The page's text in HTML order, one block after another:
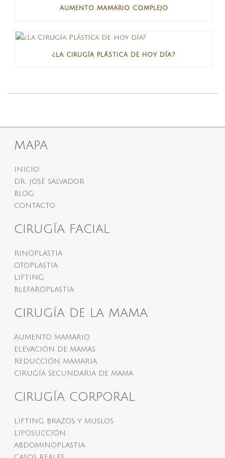
AUMENTO MAMARIO COMPLEJO
¿LA CIRUGÍA PLÁSTICA DE HOY DÍA?
MAPA
INICIO
DR. JOSÉ SALVADOR
BLOG
CONTACTO
CIRUGÍA FACIAL
RINOPLASTIA
OTOPLASTIA
LIFTING
BLEFAROPLASTIA
CIRUGÍA DE LA MAMA
AUMENTO MAMARIO
ELEVACIÓN DE MAMAS
REDUCCIÓN MAMARIA
CIRUGÍA SECUNDARIA DE MAMA
CIRUGÍA CORPORAL
LIFTING BRAZOS Y MUSLOS
LIPOSUCCIÓN
ABDOMINOPLASTIA